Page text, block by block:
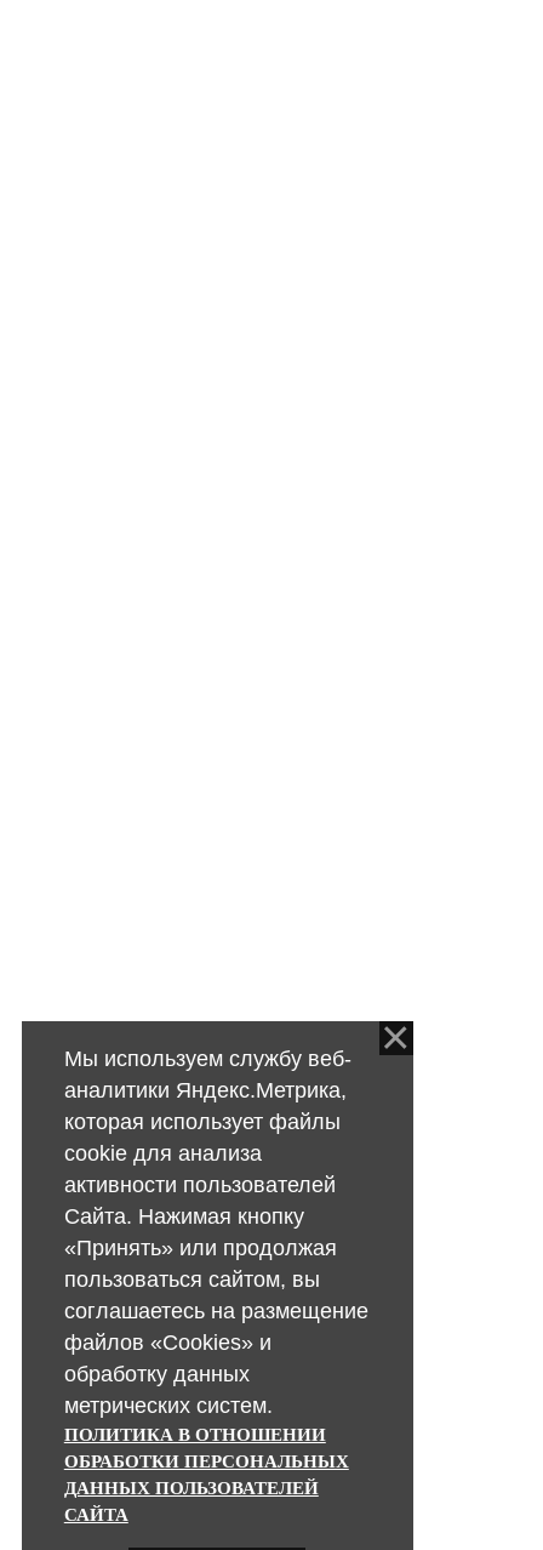
Мы используем службу веб-
аналитики Яндекс.Метрика,
которая использует файлы
cookie для анализа
активности пользователей
Сайта. Нажимая кнопку
«Принять» или продолжая
пользоваться сайтом, вы
соглашаетесь на размещение
файлов «Cookies» и
обработку данных
метрических систем.
ПОЛИТИКА В ОТНОШЕНИИ
ОБРАБОТКИ ПЕРСОНАЛЬНЫХ
ДАННЫХ ПОЛЬЗОВАТЕЛЕЙ
САЙТА